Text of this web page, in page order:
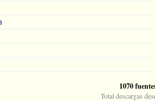
1070
Total descargas